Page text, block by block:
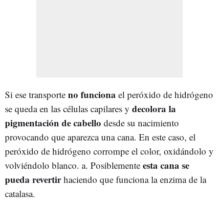
Si ese transporte no funciona el peróxido de hidrógeno
se queda en las células capilares y decolora la
pigmentación de cabello desde su nacimiento
provocando que aparezca una cana. En este caso, el
peróxido de hidrógeno corrompe el color, oxidándolo y
volviéndolo blanco. a. Posiblemente esta cana se
pueda revertirhaciendo que funciona la enzima de la
catalasa.